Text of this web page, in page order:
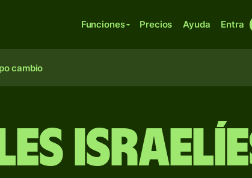
Funciones Precios Ayuda Entra
cambio